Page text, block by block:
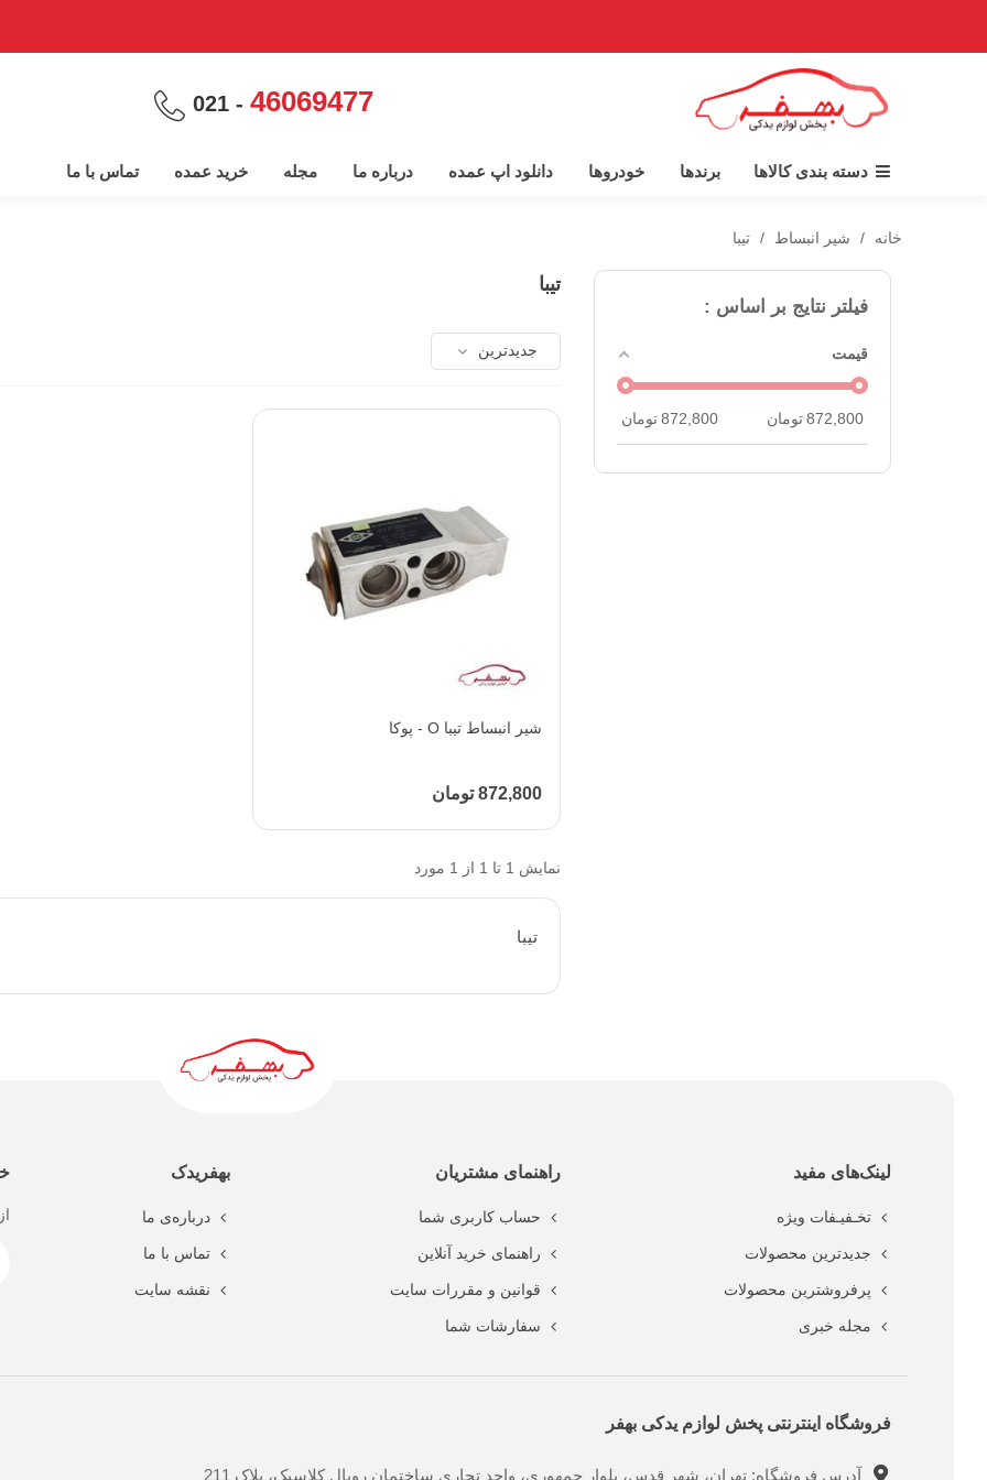
46069477
- 021
دسته بندی کالاها برندها خودروها دانلود اپ عمده درباره ما مجله خرید عمده تماس با ما
خانه / شیر انبساط / تیبا
فیلتر نتایج بر اساس :
قیمت
872,800تومان 872,800تومان
تیبا
جدیدترین
افزودن به محبوب‌هاشیر انبساط تیبا O - پوکا
872,800 تومان
نمایش 1 تا 1 از 1 مورد
تيبا
لینک‌های مفید
تخـفیـفات ویژه
جدیدترین محصولات
پرفروشترین محصولات
مجله خبری
راهنمای مشتریان
حساب کاربری شما
راهنمای خرید آنلاین
قوانین و مقررات سایت
سفارشات شما
بهفریدک
درباره‌ی ما
تماس با ما
نقشه سایت
فروشگاه اینترنتی پخش لوازم یدکی بهفر
آدرس فروشگاه: تهران، شهر قدس، بلوار جمهوری، واحد تجاری ساختمان رویال کلاسیک، پلاک 211